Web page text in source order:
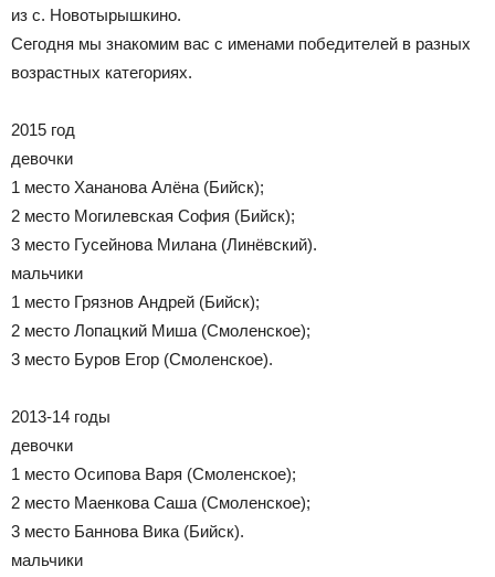
из с. Новотырышкино.
Сегодня мы знакомим вас с именами победителей в разных
возрастных категориях.
2015 год
девочки
1 место Хананова Алёна (Бийск);
2 место Могилевская София (Бийск);
3 место Гусейнова Милана (Линёвский).
мальчики
1 место Грязнов Андрей (Бийск);
2 место Лопацкий Миша (Смоленское);
3 место Буров Егор (Смоленское).
2013-14 годы
девочки
1 место Осипова Варя (Смоленское);
2 место Маенкова Саша (Смоленское);
3 место Баннова Вика (Бийск).
мальчики